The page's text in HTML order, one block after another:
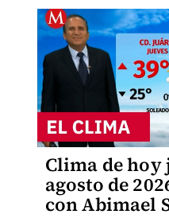
Clima de hoy
agosto de
con Abimael